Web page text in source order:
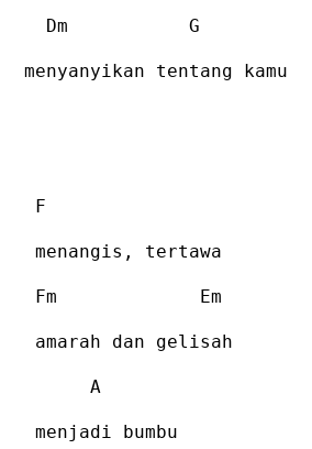
Dm G
menyanyikan tentang kamu
F
menangis, tertawa
Fm Em
amarah dan gelisah
A
menjadi bumbu